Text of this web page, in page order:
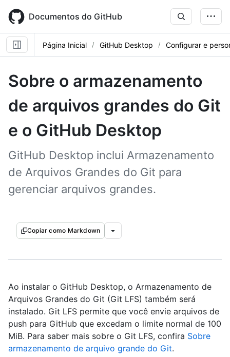
main
content
Documentos do GitHub
Página Inicial GitHub Desktop Configurar e
Sobre o armazenamento
de arquivos grandes do Git
e o GitHub Desktop
GitHub Desktop inclui Armazenamento
de Arquivos Grandes do Git para
gerenciar arquivos grandes.
Copiar como Markdown
Ao instalar o GitHub Desktop, o Armazenamento de
Arquivos Grandes do Git (Git LFS) também será
instalado. Git LFS permite que você envie arquivos de
push para GitHub que excedam o limite normal de 100
MiB. Para saber mais sobre o Git LFS, confira Sobre
armazenamento de arquivo grande do Git.